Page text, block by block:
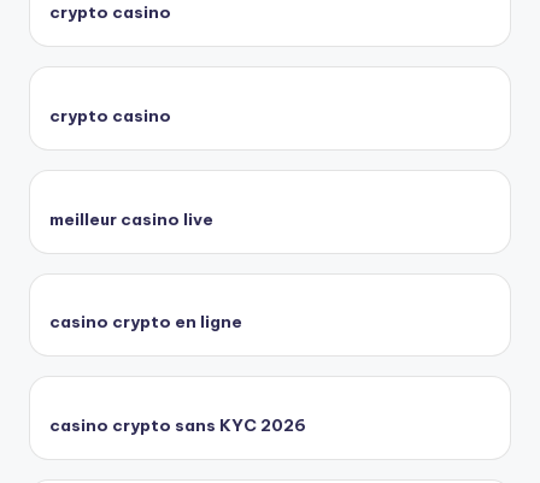
crypto casino
crypto casino
meilleur casino live
casino crypto en ligne
casino crypto sans KYC 2026